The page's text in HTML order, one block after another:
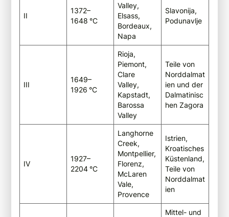
II
1372–
1648 °C
Valley,
Elsass,
Bordeaux,
Napa
Slavonija,
Podunavlje
III
1649–
1926 °C
Rioja,
Piemont,
Clare
Valley,
Kapstadt,
Barossa
Valley
Teile von
Norddalmat
ien und der
Dalmatinisc
hen Zagora
IV
1927–
2204 °C
Langhorne
Creek,
Montpellier,
Florenz,
McLaren
Vale,
Provence
Istrien,
Kroatisches
Küstenland,
Teile von
Norddalmat
ien
Mittel- und